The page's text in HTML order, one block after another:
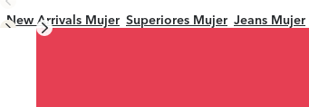
New Arrivals Mujer Superiores Mujer Jeans Mujer